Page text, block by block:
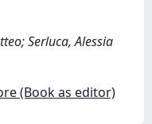
Serluca, Alessia
(Book as editor)